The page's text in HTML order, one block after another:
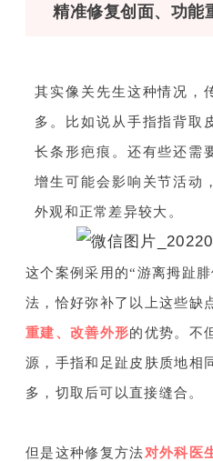
精准修复创面、功能
其实像关先生这种情况，
多。比如说从手指指背取
长条形疤痕。还有些还需
增生可能会影响关节活动
外观和正常差异较大。
这个案例采用的“游离拇趾
法，恰好弥补了以上这些缺
重建、改善外形的优势。不
源，手指和足趾皮肤质地相
多，切取后可以直接缝合。
但是这种修复方法对外科医